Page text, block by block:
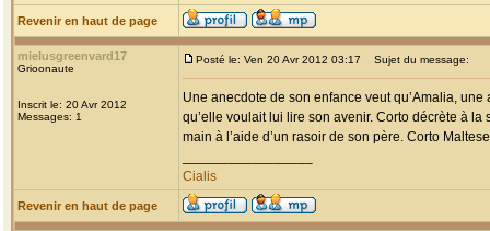
Revenir en haut de page
mielusgreenvard17
Grioonaute
Inscrit le: 20 Avr 2012
Messages: 1
Posté le: Ven 20 Avr 2012 03:17 Sujet du message:
Une anecdote de son enfance veut qu’Amalia,
qu’elle voulait lui lire son avenir. Corto décrète à
main à l’aide d’un rasoir de son père. Corto
Cialis
Revenir en haut de page